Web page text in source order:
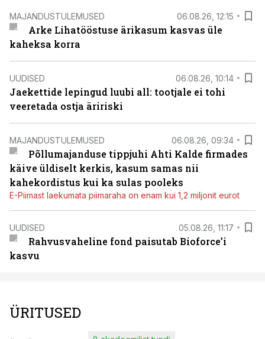
MAJANDUSTULEMUSED 06.08.26, 12:15
Arke Lihatööstuse ärikasum kasvas üle
kaheksa korra
UUDISED 06.08.26, 10:14
Jaekettide lepingud luubi all: tootjale ei tohi
veeretada ostja äririski
MAJANDUSTULEMUSED 06.08.26, 09:34
Põllumajanduse tippjuhi Ahti Kalde firmades
käive üldiselt kerkis, kasum samas nii
kahekordistus kui ka sulas pooleks
E-Piimast laekumata piimaraha on enam kui 1,2 miljonit eurot
UUDISED 05.08.26, 11:17
Rahvusvaheline fond paisutab Bioforce’i
kasvu
ÜRITUSED